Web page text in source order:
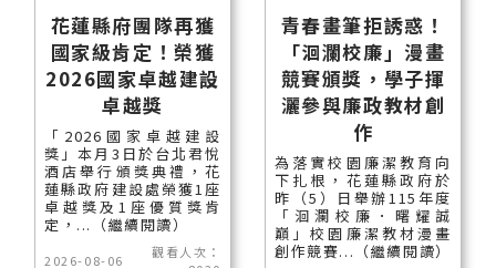
花蓮縣府團隊再獲
國家級肯定！榮獲
2026國家卓越建設
卓越獎
「2026國家卓越建設
獎」本月3日於台北君悅
酒店舉行頒獎典禮，花
蓮縣政府建設處榮獲1座
卓越獎及1座優質獎肯
定，...（繼續閱讀）
2026-08-06
觀看人次：
青春畫筆拒誘惑！
「洄瀾校廉」漫畫
競賽頒獎，學子揮
灑參與廉政教材創
作
為落實校園廉潔教育向
下扎根，花蓮縣政府於
昨（5）日舉辦115年度
「洄瀾校廉．曙耀誠
巔」校園廉潔教材漫畫
創作競賽...（繼續閱讀）